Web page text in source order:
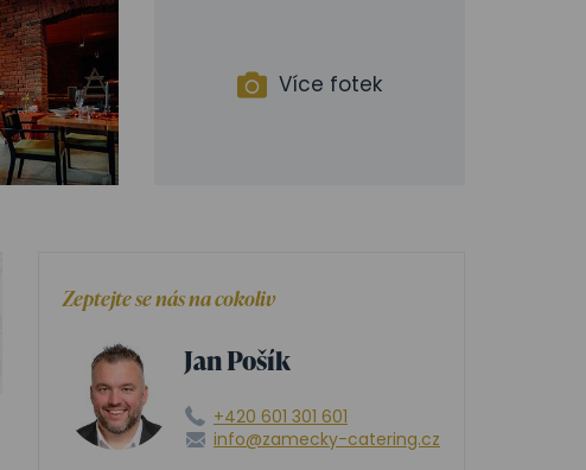
Více fotek
Zeptejte se nás na cokoliv
Jan Pošík
+420 601 301 601
info@zamecky-catering.cz